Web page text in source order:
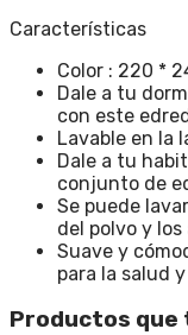
Características
Color : 220 *
Dale a tu
con este
Lavable en la
Dale a tu
conjunto de
Se puede
del polvo y
Suave y
para la salud
Productos que